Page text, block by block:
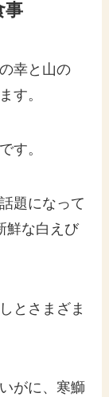
事
幸と山の
す。
す。
題になって
鮮な白えび
とさまざま
がに、寒鰤